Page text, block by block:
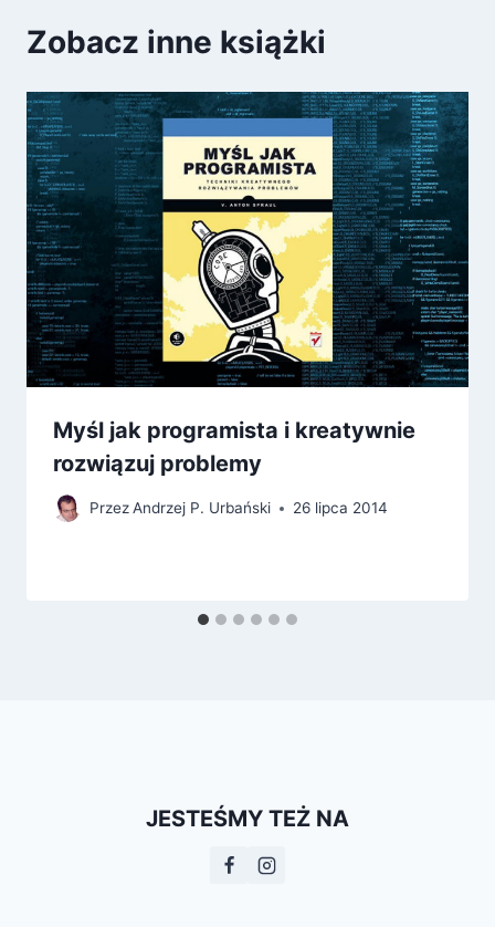
Zobacz inne książki
Myśl jak programista i kreatywnie
rozwiązuj problemy
PrzezAndrzej P. Urbański 26 lipca 2014
JESTEŚMY TEŻ NA